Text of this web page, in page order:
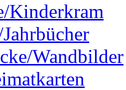
Kinderkram
Wandbilder